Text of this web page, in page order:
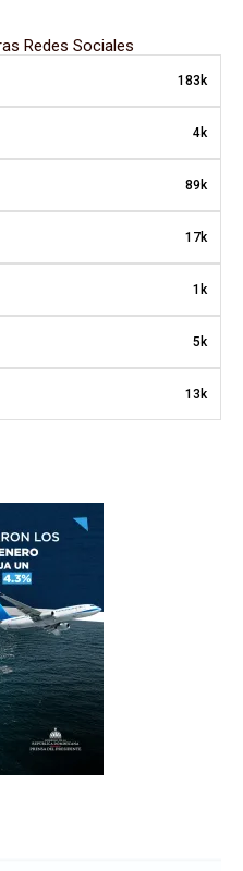
Redes Sociales
183k
4k
89k
17k
1k
5k
13k